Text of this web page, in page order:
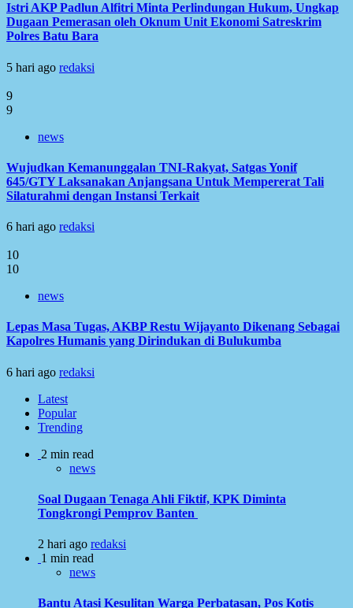
Istri AKP Padlun Alfitri Minta Perlindungan Hukum, Ungkap
Dugaan Pemerasan oleh Oknum Unit Ekonomi Satreskrim
Polres Batu Bara
5 hari ago redaksi
9
9
news
Wujudkan Kemanunggalan TNI-Rakyat, Satgas Yonif
645/GTY Laksanakan Anjangsana Untuk Mempererat Tali
Silaturahmi dengan Instansi Terkait
6 hari ago redaksi
10
10
news
Lepas Masa Tugas, AKBP Restu Wijayanto Dikenang Sebagai
Kapolres Humanis yang Dirindukan di Bulukumba
6 hari ago redaksi
Latest
Popular
Trending
2 min read
news
Soal Dugaan Tenaga Ahli Fiktif, KPK Diminta
Tongkrongi Pemprov Banten
2 hari ago redaksi
1 min read
news
Bantu Atasi Kesulitan Warga Perbatasan, Pos Kotis